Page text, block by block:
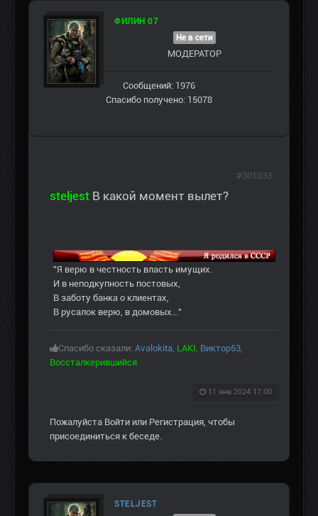
ФИЛИН 07
Не в сети
МОДЕРАТОР
Сообщений: 1976
Спасибо получено: 15078
steljest В какой момент вылет?
"Я верю в честность власть имущих.
И в неподкупность постовых,
В заботу банка о клиентах,
В русалок верю, в домовых..."
Спасибо сказали: Avalokita, LAKI, Виктор53,
Воссталкерившийся
11 янв 2024 17:00
#301033
Пожалуйста Войти или Регистрация, чтобы
присоединиться к беседе.
STELJEST